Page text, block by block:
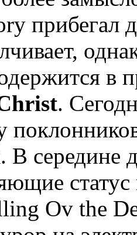
прибегал
в
.
В
Ov the